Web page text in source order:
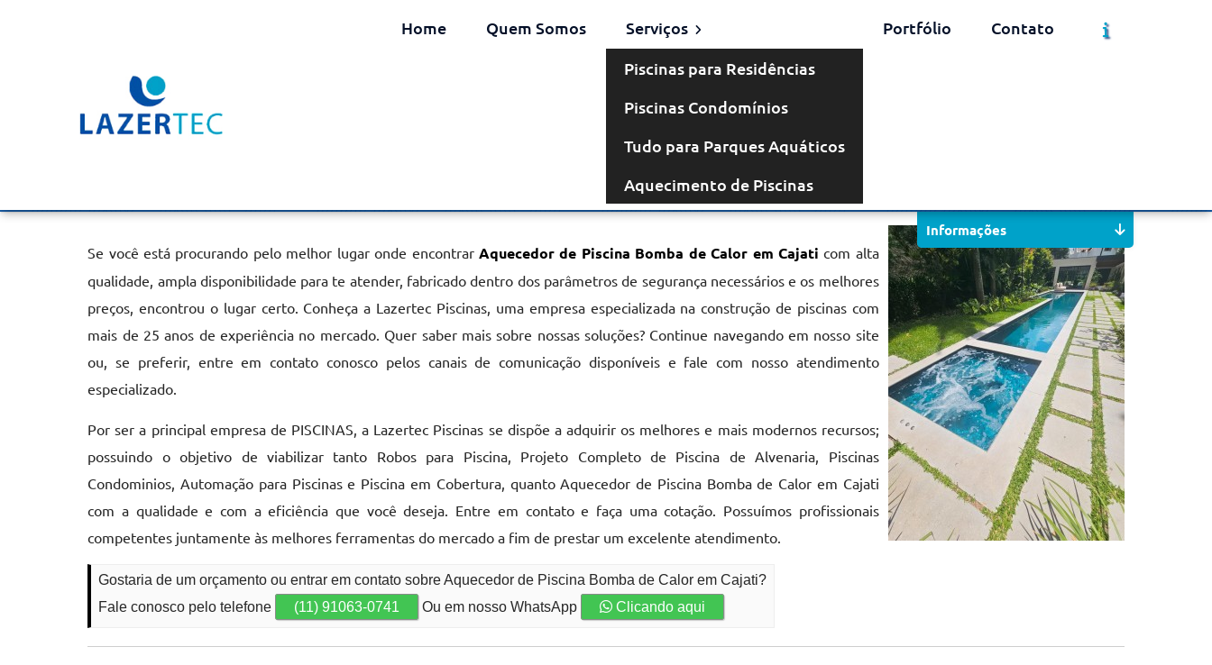
Home Quem Somos
Serviços
Piscinas para Residências
Piscinas Condomínios
Tudo para Parques Aquáticos
Aquecimento de Piscinas
Portfólio Contato
Aquecedor de Piscina Bomba de Calor
Solicite um Orçamento
Se você está procurando pelo melhor lugar onde encontrar Aquecedor de Piscina Bomba de Calor em Cajati com alta
qualidade, ampla disponibilidade para te atender, fabricado dentro dos parâmetros de segurança necessários e os melhores
preços, encontrou o lugar certo. Conheça a Lazertec Piscinas, uma empresa especializada na construção de piscinas com
mais de 25 anos de experiência no mercado. Quer saber mais sobre nossas soluções? Continue navegando em nosso site
ou, se preferir, entre em contato conosco pelos canais de comunicação disponíveis e fale com nosso atendimento
especializado.
Por ser a principal empresa de PISCINAS, a Lazertec Piscinas se dispõe a adquirir os melhores e mais modernos recursos;
possuindo o objetivo de viabilizar tanto Robos para Piscina, Projeto Completo de Piscina de Alvenaria, Piscinas
Condominios, Automação para Piscinas e Piscina em Cobertura, quanto Aquecedor de Piscina Bomba de Calor em Cajati
com a qualidade e com a eficiência que você deseja. Entre em contato e faça uma cotação. Possuímos profissionais
competentes juntamente às melhores ferramentas do mercado a fim de prestar um excelente atendimento.
Gostaria de um orçamento ou entrar em contato sobre Aquecedor de Piscina Bomba de Calor em Cajati?
Fale conosco pelo telefone
(11) 91063-0741 Ou em nosso WhatsApp Clicando aqui
Informações